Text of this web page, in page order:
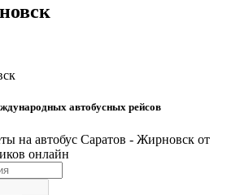
автобусных рейсов
на автобус Саратов - Жирновск от
онлайн